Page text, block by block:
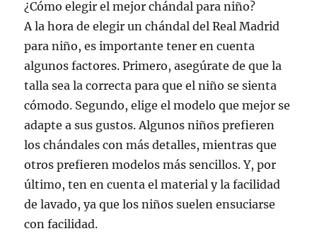
¿Cómo elegir el mejor chándal para niño?
A la hora de elegir un chándal del Real Madrid
para niño, es importante tener en cuenta
algunos factores. Primero, asegúrate de que la
talla sea la correcta para que el niño se sienta
cómodo. Segundo, elige el modelo que mejor se
adapte a sus gustos. Algunos niños prefieren
los chándales con más detalles, mientras que
otros prefieren modelos más sencillos. Y, por
último, ten en cuenta el material y la facilidad
de lavado, ya que los niños suelen ensuciarse
con facilidad.